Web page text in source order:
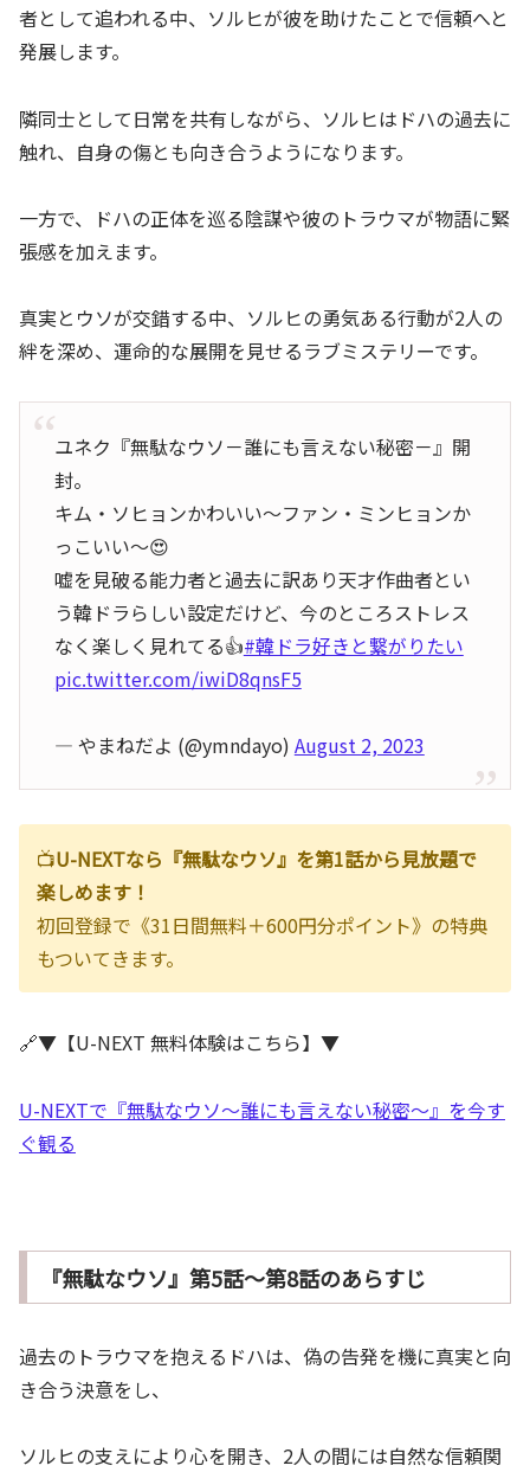
者として追われる中、ソルヒが彼を助けたことで信頼へと
発展します。
隣同士として日常を共有しながら、ソルヒはドハの過去に
触れ、自身の傷とも向き合うようになります。
一方で、ドハの正体を巡る陰謀や彼のトラウマが物語に緊
張感を加えます。
真実とウソが交錯する中、ソルヒの勇気ある行動が2人の
絆を深め、運命的な展開を見せるラブミステリーです。
ユネク『無駄なウソ－誰にも言えない秘密－』開
封。
キム・ソヒョンかわいい〜ファン・ミンヒョンか
っこいい〜😍
嘘を見破る能力者と過去に訳あり天才作曲者とい
う韓ドラらしい設定だけど、今のところストレス
なく楽しく見れてる👍#韓ドラ好きと繋がりたい
pic.twitter.com/iwiD8qnsF5
— やまねだよ (@ymndayo) August 2, 2023
📺U-NEXTなら『無駄なウソ』を第1話から見放題で
楽しめます！
初回登録で《31日間無料＋600円分ポイント》の特典
もついてきます。
🔗▼【U-NEXT 無料体験はこちら】▼
U-NEXTで『無駄なウソ～誰にも言えない秘密～』を今す
ぐ観る
『無駄なウソ』第5話～第8話のあらすじ
過去のトラウマを抱えるドハは、偽の告発を機に真実と向
き合う決意をし、
ソルヒの支えにより心を開き、2人の間には自然な信頼関